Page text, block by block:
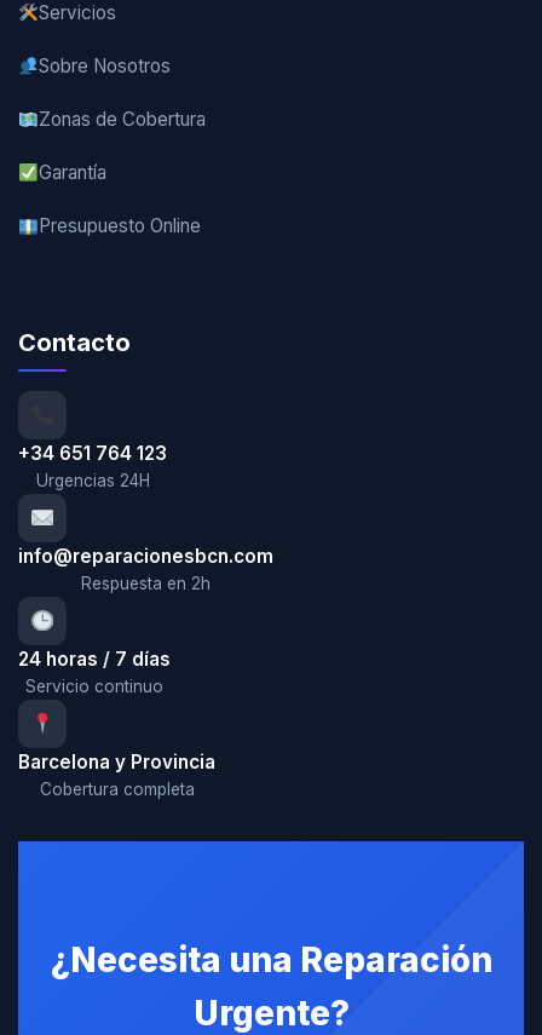
Servicios
Sobre Nosotros
Zonas de Cobertura
Garantía
Presupuesto Online
Contacto
+34 651 764 123
Urgencias 24H
info@reparacionesbcn.com
Respuesta en 2h
24 horas / 7 días
Servicio continuo
Barcelona y Provincia
Cobertura completa
¿Necesita una Reparación
Urgente?